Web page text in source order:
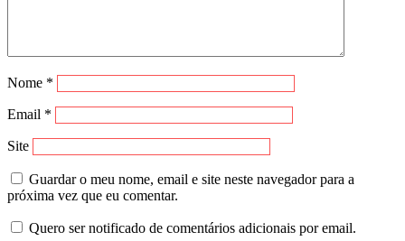
Nome *
Email *
Site
Guardar o meu nome, email e site neste navegador para a
próxima vez que eu comentar.
Quero ser notificado de comentários adicionais por email.